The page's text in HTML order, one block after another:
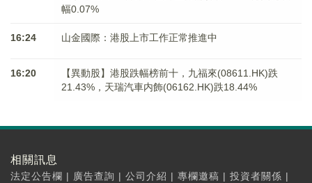
幅0.07%
16:24 山金國際：港股上市工作正常推進中
16:20
【異動股】港股跌幅榜前十，九福來(08611.HK)跌
21.43%，天瑞汽車内飾(06162.HK)跌18.44%
相關訊息
法定公告欄 | 廣告查詢 | 公司介紹 | 專欄邀稿 | 投資者關係 |